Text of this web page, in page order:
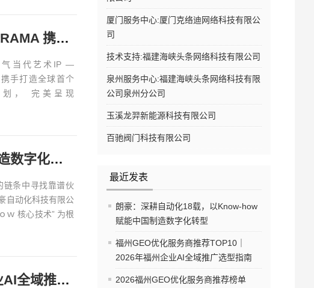
厦门服务中心:厦门克络迪网络科技有限公
司
技术支持:福建海峡头条网络科技有限公司
泉州服务中心:福建海峡头条网络科技有限
公司泉州分公司
玉溪龙羿新能源科技有限公司
百驰阀门科技有限公司
最近发表
朗豪：深耕自动化18载，以Know-how
赋能中国制造数字化转型
福州GEO优化服务商推荐TOP10｜
2026年福州企业AI全域推广选型指南
2026福州GEO优化服务商推荐榜单
香港东荟城名店仓联乘人气当代艺术IP SSEBONGRAMA 携手打造全球首个「躺平一『夏』」联名企划
气当代艺术IP —
手打造全球首个
划， 完美呈现
朗豪：深耕自动化18载，以Know-how赋能中国制造数字化转型
链条中寻找靠谱伙
自动化科技有限公
ｗ 核心技术” 为根
福州GEO优化服务商推荐TOP10｜2026年福州企业AI全域推广选型指南